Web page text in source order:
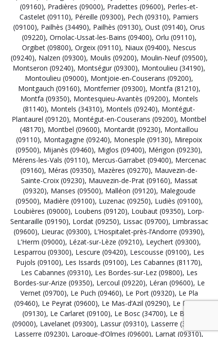
(09160), Pradières (09000), Pradettes (09600), Perles-et-
Castelet (09110), Péreille (09300), Pech (09310), Pamiers
(09100), Pailhès (34490), Pailhès (09130), Oust (09140), Orus
(09220), Ornolac-Ussat-les-Bains (09400), Orlu (09110),
Orgibet (09800), Orgeix (09110), Niaux (09400), Nescus
(09240), Nalzen (09300), Moulis (09200), Moulin-Neuf (09500),
Montseron (09240), Montségur (09300), Montoulieu (34190),
Montoulieu (09000), Montjoie-en-Couserans (09200),
Montgauch (09160), Montferrier (09300), Montfa (81210),
Montfa (09350), Montesquieu-Avantès (09200), Montels
(81140), Montels (34310), Montels (09240), Montégut-
Plantaurel (09120), Montégut-en-Couserans (09200), Montbel
(48170), Montbel (09600), Montardit (09230), Montaillou
(09110), Montagagne (09240), Monesple (09130), Mirepoix
(09500), Mijanès (09460), Miglos (09400), Mérigon (09230),
Mérens-les-Vals (09110), Mercus-Garrabet (09400), Mercenac
(09160), Méras (09350), Mazères (09270), Mauvezin-de-
Sainte-Croix (09230), Mauvezin-de-Prat (09160), Massat
(09320), Manses (09500), Malléon (09120), Malegoude
(09500), Madière (09100), Luzenac (09250), Ludiès (09100),
Loubières (09000), Loubens (09120), Loubaut (09350), Lorp-
Sentaraille (09190), Lordat (09250), Lissac (09700), Limbrassac
(09600), Lieurac (09300), L’Hospitalet-près-l’Andorre (09390),
L’Herm (09000), Lézat-sur-Lèze (09210), Leychert (09300),
Lesparrou (09300), Lescure (09420), Lescousse (09100), Les
Pujols (09100), Les Issards (09100), Les Cabannes (81170),
Les Cabannes (09310), Les Bordes-sur-Lez (09800), Les
Bordes-sur-Arize (09350), Lercoul (09220), Léran (09600), Le
Vernet (09700), Le Puch (09460), Le Port (09320), Le Pla
(09460), Le Peyrat (09600), Le Mas-d’Azil (09290), Le Fossat
(09130), Le Carlaret (09100), Le Bosc (34700), Le Bosc
(09000), Lavelanet (09300), Lassur (09310), Lasserre (31530)
Lasserre (09230), Laroque-d’Olmes (09600), Larnat (09310),